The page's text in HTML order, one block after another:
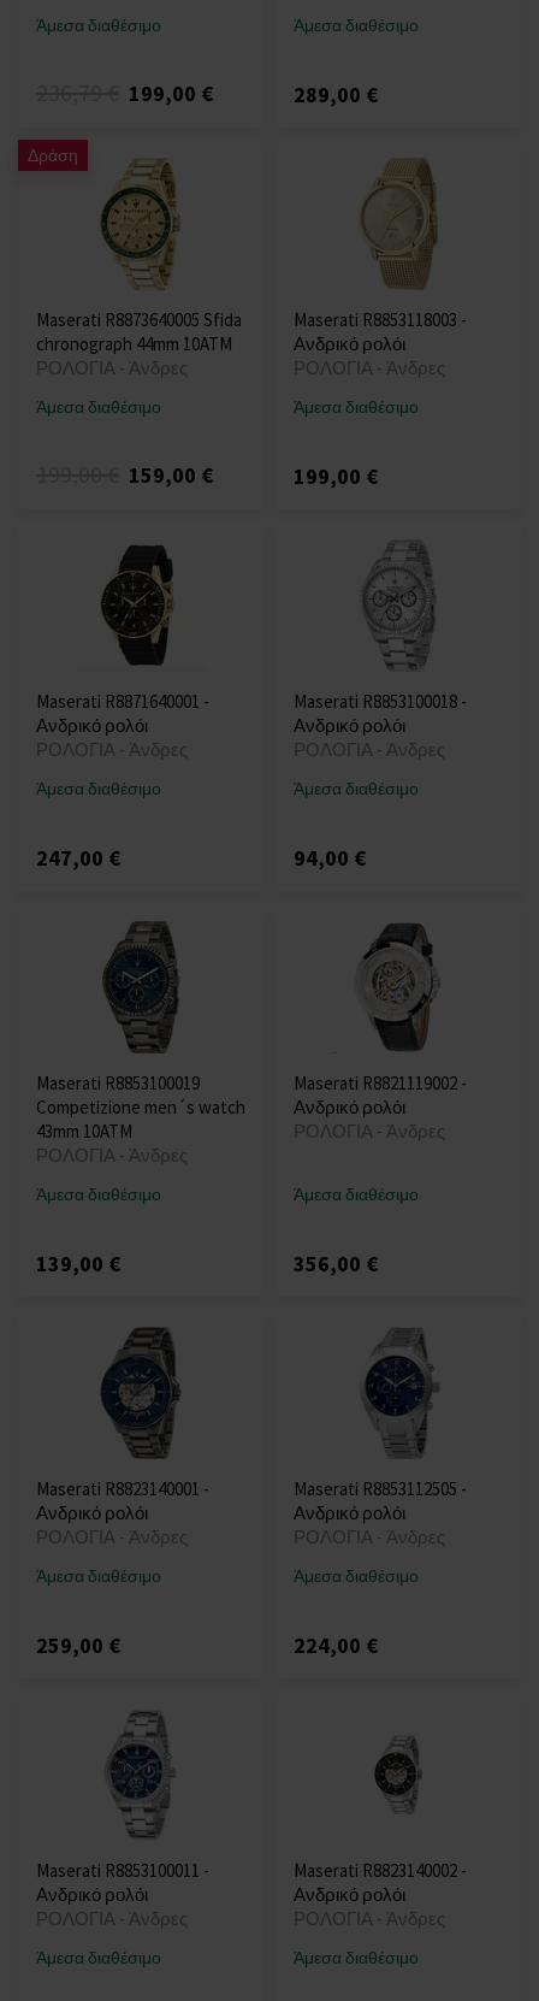
Άμεσα διαθέσιμο
199,00 €
Άμεσα διαθέσιμο
289,00 €
Δράση
Maserati R8873640005 Sfida
chronograph 44mm 10ATM
ΡΟΛΟΓΙΑ - Άνδρες
Άμεσα διαθέσιμο
159,00 €
Maserati R8853118003 -
Ανδρικό ρολόι
ΡΟΛΟΓΙΑ - Άνδρες
Άμεσα διαθέσιμο
199,00 €
Maserati R8871640001 -
Ανδρικό ρολόι
ΡΟΛΟΓΙΑ - Άνδρες
Άμεσα διαθέσιμο
247,00 €
Maserati R8853100018 -
Ανδρικό ρολόι
ΡΟΛΟΓΙΑ - Άνδρες
Άμεσα διαθέσιμο
94,00 €
Maserati R8853100019
Competizione men´s watch
43mm 10ATM
ΡΟΛΟΓΙΑ - Άνδρες
Άμεσα διαθέσιμο
139,00 €
Maserati R8821119002 -
Ανδρικό ρολόι
ΡΟΛΟΓΙΑ - Άνδρες
Άμεσα διαθέσιμο
356,00 €
Maserati R8823140001 -
Ανδρικό ρολόι
ΡΟΛΟΓΙΑ - Άνδρες
Άμεσα διαθέσιμο
259,00 €
Maserati R8853112505 -
Ανδρικό ρολόι
ΡΟΛΟΓΙΑ - Άνδρες
Άμεσα διαθέσιμο
224,00 €
Maserati R8853100011 -
Ανδρικό ρολόι
ΡΟΛΟΓΙΑ - Άνδρες
Άμεσα διαθέσιμο
Maserati R8823140002 -
Ανδρικό ρολόι
ΡΟΛΟΓΙΑ - Άνδρες
Άμεσα διαθέσιμο